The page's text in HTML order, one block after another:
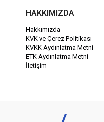
HAKKIMIZDA
Hakkımızda
KVK ve Çerez Politikası
KVKK Aydınlatma Metni
ETK Aydınlatma Metni
İletişim